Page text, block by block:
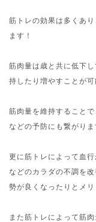
筋トレの効果は多くあ
ます！
筋肉量は歳と共に低下
持したり増やすことが可
筋肉量を維持すること
などの予防にも繋がりま
更に筋トレによって血
などのカラダの不調を
勢が良くなったりとメ
また筋トレによって筋